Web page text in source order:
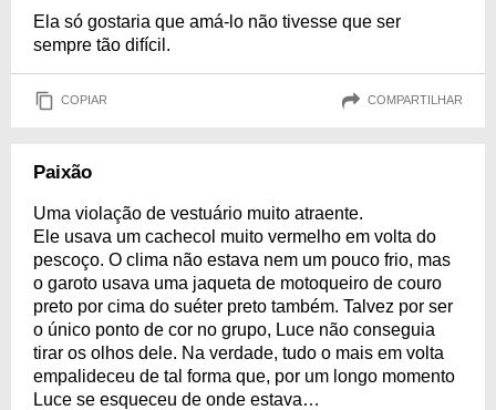
Ela só gostaria que amá-lo não tivesse que ser
sempre tão difícil.
COPIAR COMPARTILHAR
Paixão
Uma violação de vestuário muito atraente.
Ele usava um cachecol muito vermelho em volta do
pescoço. O clima não estava nem um pouco frio, mas
o garoto usava uma jaqueta de motoqueiro de couro
preto por cima do suéter preto também. Talvez por ser
o único ponto de cor no grupo, Luce não conseguia
tirar os olhos dele. Na verdade, tudo o mais em volta
empalideceu de tal forma que, por um longo momento
Luce se esqueceu de onde estava…